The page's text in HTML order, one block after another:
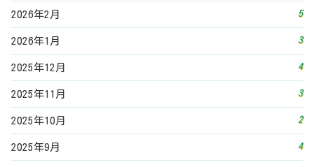
2026年2月 5
2026年1月 3
2025年12月 4
2025年11月 3
2025年10月 2
2025年9月 4